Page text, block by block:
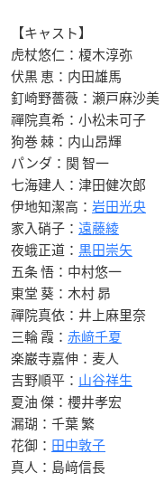
【キャスト】
虎杖悠仁：榎木淳弥
伏黒 恵：内田雄馬
釘崎野薔薇：瀬戸麻沙美
禪院真希：小松未可子
狗巻 棘：内山昂輝
パンダ：関 智一
七海建人：津田健次郎
伊地知潔高： 岩田光央
家入硝子： 遠藤綾
夜蛾正道： 黒田崇矢
五条 悟：中村悠一
東堂 葵：木村 昴
禪院真依：井上麻里奈
三輪 霞： 赤﨑千夏
楽巌寺嘉伸：麦人
吉野順平： 山谷祥生
夏油 傑：櫻井孝宏
漏瑚：千葉 繁
花御： 田中敦子
真人：島﨑信長